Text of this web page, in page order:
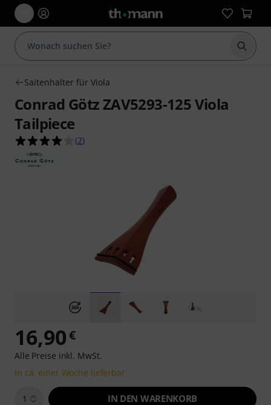
Suche
Saitenhalter für Viola
Conrad Götz ZAV5293-125 Viola
Tailpiece
4.0 von 5 Sternen aus 2 Kundenbewertungen
(2)
16,90€
Alle Preise inkl. MwSt.
In ca. einer Woche lieferbar
1 IN DEN WARENKORB